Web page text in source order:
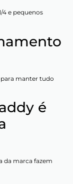
4 e pequenos
manter tudo
é
da marca fazem